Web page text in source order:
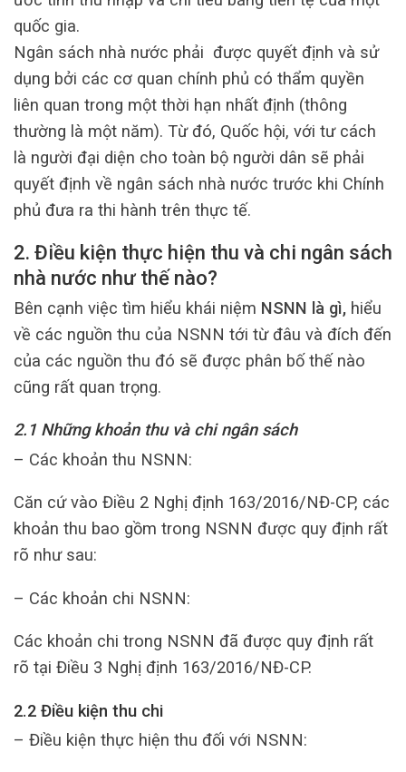
quốc gia.
Ngân sách nhà nước phải được quyết định và sử
dụng bởi các cơ quan chính phủ có thẩm quyền
liên quan trong một thời hạn nhất định (thông
thường là một năm). Từ đó, Quốc hội, với tư cách
là người đại diện cho toàn bộ người dân sẽ phải
quyết định về ngân sách nhà nước trước khi Chính
phủ đưa ra thi hành trên thực tế.
2. Điều kiện thực hiện thu và chi ngân sách
nhà nước như thế nào?
Bên cạnh việc tìm hiểu khái niệm NSNN là gì, hiểu
về các nguồn thu của NSNN tới từ đâu và đích đến
của các nguồn thu đó sẽ được phân bố thế nào
cũng rất quan trọng.
2.1 Những khoản thu và chi ngân sách
– Các khoản thu NSNN:
Căn cứ vào Điều 2 Nghị định 163/2016/NĐ-CP, các
khoản thu bao gồm trong NSNN được quy định rất
rõ như sau:
– Các khoản chi NSNN:
Các khoản chi trong NSNN đã được quy định rất
rõ tại Điều 3 Nghị định 163/2016/NĐ-CP.
2.2 Điều kiện thu chi
– Điều kiện thực hiện thu đối với NSNN: